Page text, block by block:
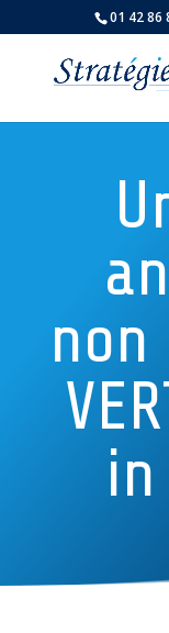
01 42 86
non